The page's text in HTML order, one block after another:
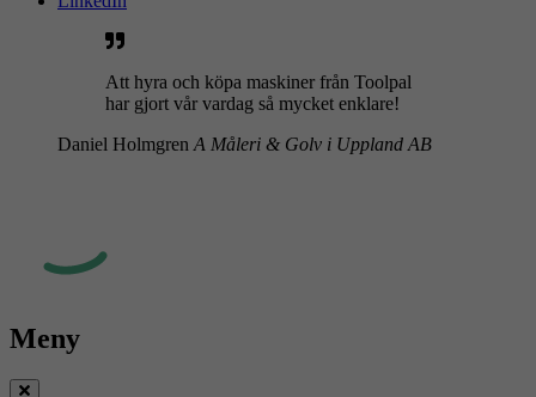
Att hyra och köpa maskiner från Toolpal
har gjort vår vardag så mycket enklare!
Daniel Holmgren A Måleri & Golv i Uppland AB
Meny